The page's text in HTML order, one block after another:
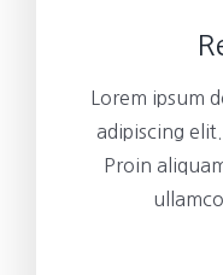
Lorem ipsum
adipiscing
Proin